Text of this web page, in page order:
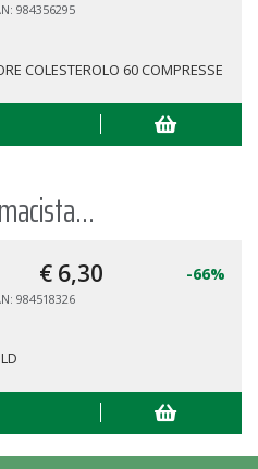
984356295
COLESTEROLO 60 COMPRESSE
€ 6,30 -66%
984518326